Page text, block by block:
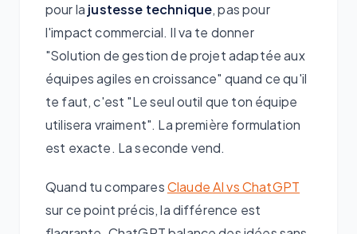
pour la justesse technique, pas pour
l'impact commercial. Il va te donner
"Solution de gestion de projet adaptée aux
équipes agiles en croissance" quand ce qu'il
te faut, c'est "Le seul outil que ton équipe
utilisera vraiment". La première formulation
est exacte. La seconde vend.
Quand tu comparesClaude AI vs ChatGPT
sur ce point précis, la différence est